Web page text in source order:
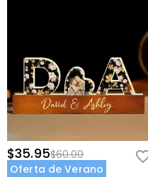
$35.95$60.00
Oferta de Verano